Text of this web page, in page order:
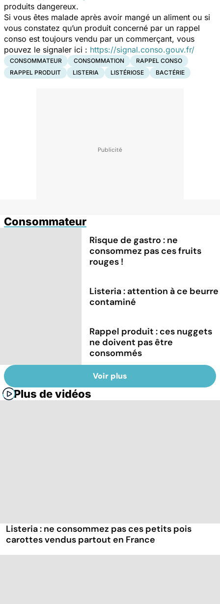
produits dangereux.
Si vous êtes malade après avoir mangé un aliment ou si
vous constatez qu’un produit concerné par un rappel
conso est toujours vendu par un commerçant, vous
pouvez le signaler ici : https://signal.conso.gouv.fr/
CONSOMMATEUR CONSOMMATION
RAPPEL CONSO
RAPPEL PRODUIT
LISTERIA LISTÉRIOSE BACTÉRIE
Consommateur
Risque de gastro : ne
consommez pas ces fruits
rouges !
Listeria : attention à ce beurre
contaminé
Rappel produit : ces nuggets
ne doivent pas être
consommés
Voir plus
Plus de vidéos
Listeria : ne consommez pas ces petits pois
carottes vendus partout en France